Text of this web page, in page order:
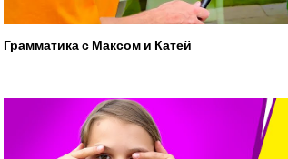
Грамматика с Максом и Катей